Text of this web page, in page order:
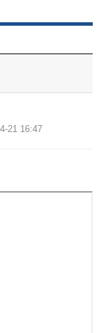
21 16:47